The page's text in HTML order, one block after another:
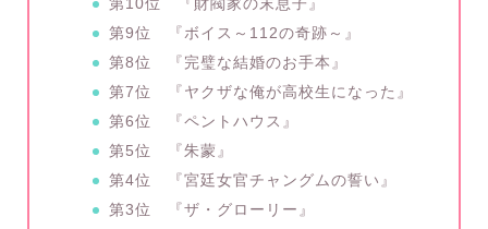
第10位 『財閥家の末息子』
第9位 『ボイス～112の奇跡～』
第8位 『完璧な結婚のお手本』
第7位 『ヤクザな俺が高校生になった』
第6位 『ペントハウス』
第5位 『朱蒙』
第4位 『宮廷女官チャングムの誓い』
第3位 『ザ・グローリー』